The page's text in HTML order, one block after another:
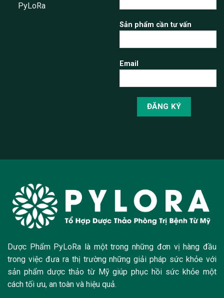
PyLoRa
Sản phẩm cần tư vấn
Email
Dược Phẩm PyLoRa là một trong những đơn vị hàng đầu
trong việc đưa ra thị trường những giải pháp sức khỏe với
sản phẩm dược thảo từ Mỹ giúp phục hồi sức khỏe một
cách tối ưu, an toàn và hiệu quả.